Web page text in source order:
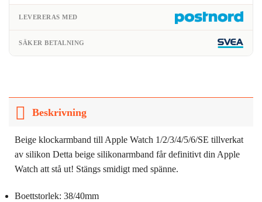
LEVERERAS MED
SÄKER BETALNING
Beskrivning
Beige klockarmband till Apple Watch 1/2/3/4/5/6/SE tillverkat
av silikon Detta beige silikonarmband får definitivt din Apple
Watch att stå ut! Stängs smidigt med spänne.
Boettstorlek: 38/40mm